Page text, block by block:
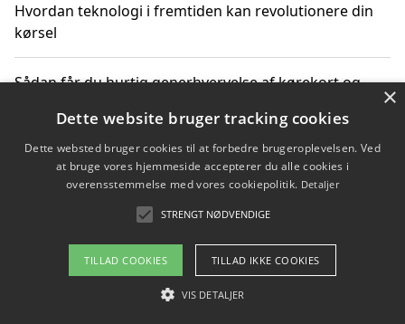
Hvordan teknologi i fremtiden kan revolutionere din
kørsel
Sådan får du hurtig generhvervelse af kørekort og
Sådan lærer du miljørigtig kørsel hos en køreskole i
Gentofte
Copyright 2026 - Pilanto Aps
Om / kontakt
×
Dette website bruger tracking cookies
Dette websted bruger cookies til at forbedre brugeroplevelsen. Ved
at bruge vores hjemmeside accepterer du alle cookies i
overensstemmelse med vores cookiepolitik. Detaljer
STRENGT NØDVENDIGE
TILLAD COOKIES TILLAD IKKE COOKIES
VIS DETALJER